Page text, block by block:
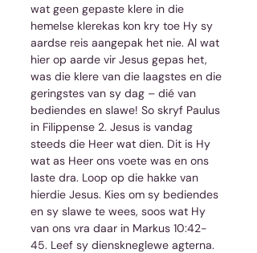
wat geen gepaste klere in die
hemelse klerekas kon kry toe Hy sy
aardse reis aangepak het nie. Al wat
hier op aarde vir Jesus gepas het,
was die klere van die laagstes en die
geringstes van sy dag – dié van
bediendes en slawe! So skryf Paulus
in Filippense 2. Jesus is vandag
steeds die Heer wat dien. Dit is Hy
wat as Heer ons voete was en ons
laste dra. Loop op die hakke van
hierdie Jesus. Kies om sy bediendes
en sy slawe te wees, soos wat Hy
van ons vra daar in Markus 10:42-
45. Leef sy dienskneglewe agterna.